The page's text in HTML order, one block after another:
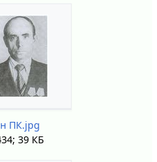
ПК.jpg
39 КБ